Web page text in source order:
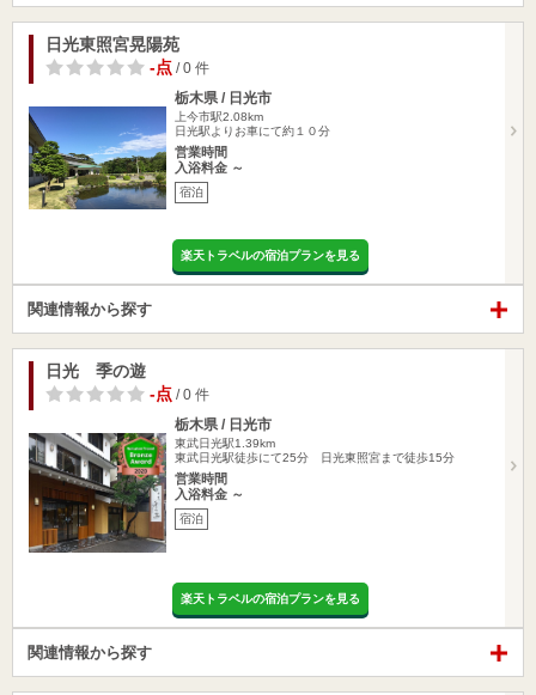
日光東照宮晃陽苑
-点 / 0 件
栃木県 / 日光市
上今市駅2.08km
日光駅よりお車にて約１０分
営業時間
入浴料金 ～
宿泊
楽天トラベルの宿泊プランを見る
関連情報から探す
日光 季の遊
-点 / 0 件
栃木県 / 日光市
東武日光駅1.39km
東武日光駅徒歩にて25分 日光東照宮まで徒歩15分
営業時間
入浴料金 ～
宿泊
楽天トラベルの宿泊プランを見る
関連情報から探す